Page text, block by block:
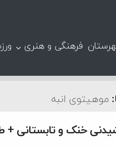
فرهنگی و هنری
موهیتوی انبه
خنک و تابستانی +